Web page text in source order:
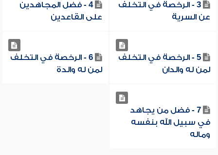
3 - الرخصة في التخلف
عن السرية
4 - فضل المجاهدين
على القاعدين
5 - الرخصة في التخلف
لمن له والدان
6 - الرخصة في التخلف
لمن له والدة
7 - فضل من يجاهد
في سبيل الله بنفسه
وماله